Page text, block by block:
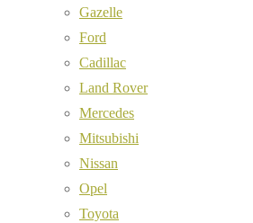
Gazelle
Ford
Cadillac
Land Rover
Mercedes
Mitsubishi
Nissan
Opel
Toyota